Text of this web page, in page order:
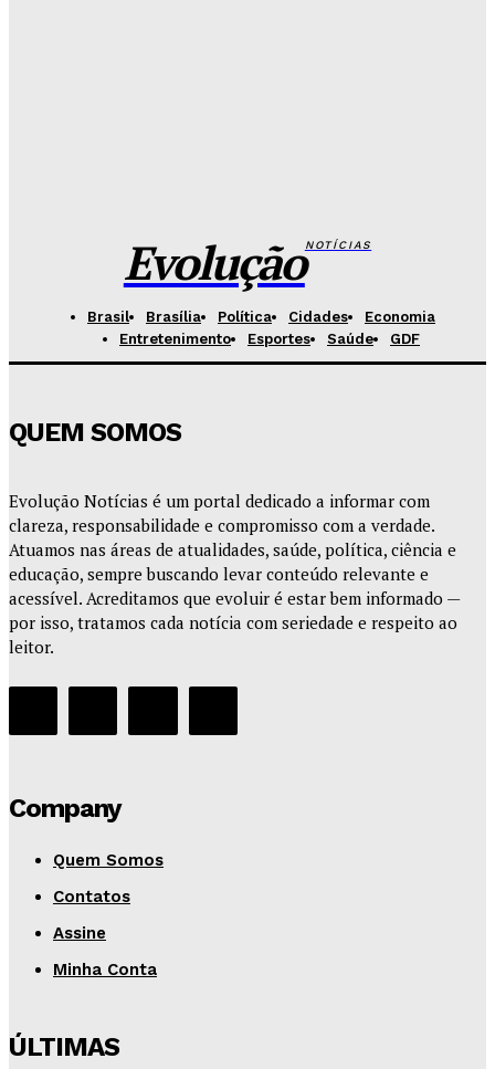
EvoluçãoNOTÍCIAS
Brasil Brasília Política Cidades
Economia
Entretenimento
Esportes Saúde GDF
QUEM SOMOS
Evolução Notícias é um portal dedicado a informar com
clareza, responsabilidade e compromisso com a verdade.
Atuamos nas áreas de atualidades, saúde, política, ciência e
educação, sempre buscando levar conteúdo relevante e
acessível. Acreditamos que evoluir é estar bem informado —
por isso, tratamos cada notícia com seriedade e respeito ao
leitor.
Company
Quem Somos
Contatos
Assine
Minha Conta
ÚLTIMAS